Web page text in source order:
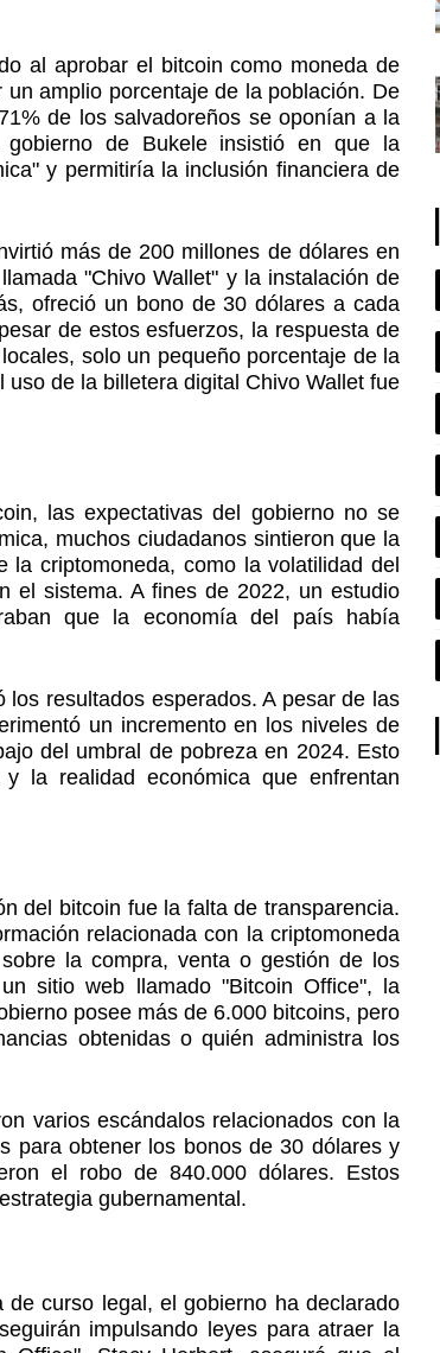
al aprobar el bitcoin como moneda de
amplio porcentaje de la población. De
de los salvadoreños se oponían a la
gobierno de Bukele insistió en que la
y permitiría la inclusión financiera de
más de 200 millones de dólares en
"Chivo Wallet" y la instalación de
ofreció un bono de 30 dólares a cada
de estos esfuerzos, la respuesta de
solo un pequeño porcentaje de la
de la billetera digital Chivo Wallet fue
las expectativas del gobierno no se
muchos ciudadanos sintieron que la
criptomoneda, como la volatilidad del
el sistema. A fines de 2022, un estudio
que la economía del país había
resultados esperados. A pesar de las
un incremento en los niveles de
del umbral de pobreza en 2024. Esto
la realidad económica que enfrentan
del bitcoin fue la falta de transparencia.
relacionada con la criptomoneda
la compra, venta o gestión de los
sitio web llamado "Bitcoin Office", la
posee más de 6.000 bitcoins, pero
obtenidas o quién administra los
varios escándalos relacionados con la
para obtener los bonos de 30 dólares y
el robo de 840.000 dólares. Estos
gubernamental.
curso legal, el gobierno ha declarado
impulsando leyes para atraer la